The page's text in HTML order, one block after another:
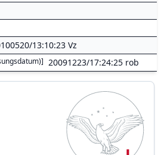
13:10:23 Vz
] 20091223/17:24:25 rob